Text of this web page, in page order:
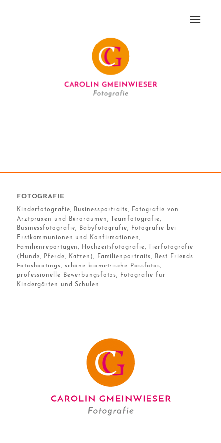
FOTOGRAFIE
Kinderfotografie, Businessportraits, Fotografie von
Arztpraxen und Büroräumen, Teamfotografie,
Businessfotografie, Babyfotografie, Fotografie bei
Erstkommunionen und Konfirmationen,
Familienreportagen, Hochzeitsfotografie, Tierfotografie
(Hunde, Pferde, Katzen), Familienportraits, Best Friends
Fotoshootings, schöne biometrische Passfotos,
professionelle Bewerbungsfotos, Fotografie für
Kindergärten und Schulen